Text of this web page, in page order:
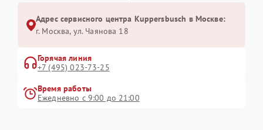
Адрес сервисного центра Kuppersbusch в Москве:
г. Москва, ул. Чаянова 18
Горячая линия
+7 (495) 023-73-25
Время работы
Ежедневно с 9:00 до 21:00